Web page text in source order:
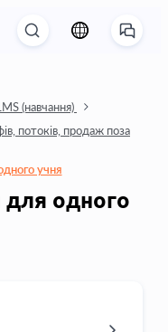
(навчання)
потоків, продаж поза
учня
для одного